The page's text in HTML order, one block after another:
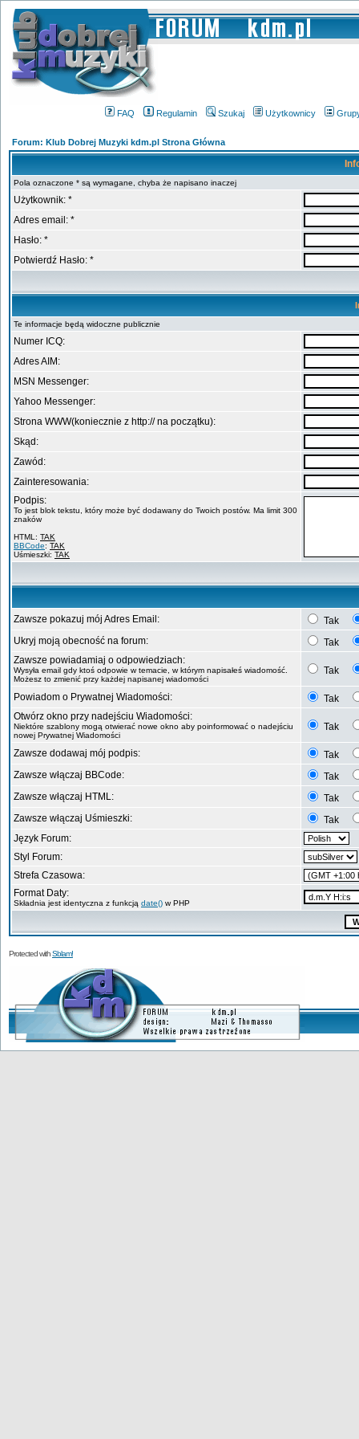
FAQ Regulamin Szukaj Użytkownicy
Forum: Klub Dobrej Muzyki kdm.pl Strona Główna
Pola oznaczone * są wymagane, chyba że napisano inaczej
Użytkownik: *
Adres email: *
Hasło: *
Potwierdź Hasło: *
Te informacje będą widoczne publicznie
Numer ICQ:
Adres AIM:
MSN Messenger:
Yahoo Messenger:
Strona WWW(koniecznie z http:// na początku):
Skąd:
Zawód:
Zainteresowania:
Podpis:
To jest blok tekstu, który może być dodawany do Twoich postów. Ma limit 300
znaków
HTML: TAK
BBCode: TAK
Uśmieszki: TAK
Zawsze pokazuj mój Adres Email:
Tak
Ukryj moją obecność na forum:
Tak
Zawsze powiadamiaj o odpowiedziach:
Wysyła email gdy ktoś odpowie w temacie, w którym napisałeś wiadomość.
Możesz to zmienić przy każdej napisanej wiadomości
Tak
Powiadom o Prywatnej Wiadomości:
Tak
Otwórz okno przy nadejściu Wiadomości:
Niektóre szablony mogą otwierać nowe okno aby poinformować o nadejściu
nowej Prywatnej Wiadomości
Tak
Zawsze dodawaj mój podpis:
Tak
Zawsze włączaj BBCode:
Tak
Zawsze włączaj HTML:
Tak
Zawsze włączaj Uśmieszki:
Tak
Język Forum:
Styl Forum:
Strefa Czasowa:
Format Daty:
Składnia jest identyczna z funkcją date() w PHP
Protected withSblam!